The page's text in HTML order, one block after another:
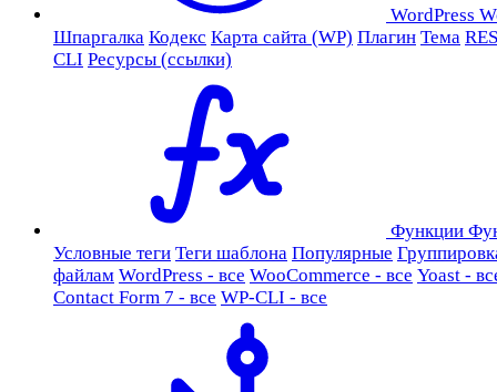
WordPress
Шпаргалка Кодекс Карта сайта (WP) Плагин Тема
CLI Ресурсы (ссылки)
Функции
Условные теги Теги шаблона Популярные
файлам WordPress - все WooCommerce - все Yoast -
Contact Form 7 - все WP-CLI - все